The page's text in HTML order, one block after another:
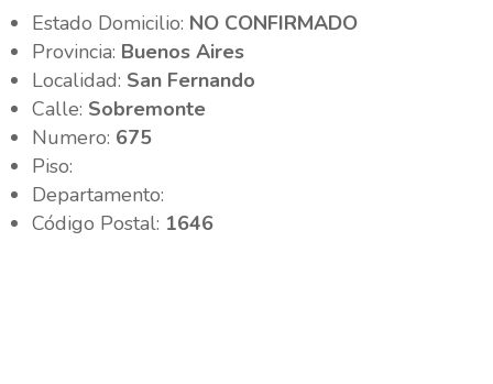
Estado Domicilio: NO CONFIRMADO
Provincia: Buenos Aires
Localidad: San Fernando
Calle: Sobremonte
Numero: 675
Piso:
Departamento:
Código Postal: 1646